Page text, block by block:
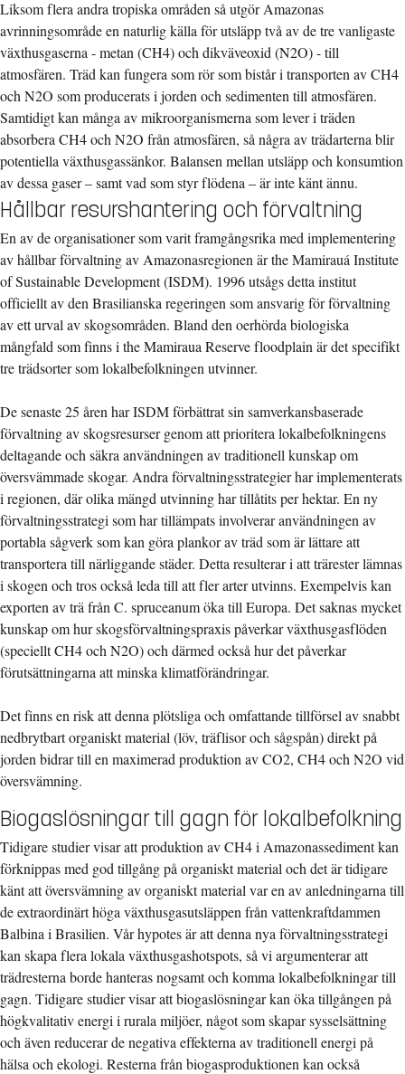
Liksom flera andra tropiska områden så utgör Amazonas
avrinningsområde en naturlig källa för utsläpp två av de tre vanligaste
växthusgaserna - metan (CH4) och dikväveoxid (N2O) - till
atmosfären. Träd kan fungera som rör som bistår i transporten av CH4
och N2O som producerats i jorden och sedimenten till atmosfären.
Samtidigt kan många av mikroorganismerna som lever i träden
absorbera CH4 och N2O från atmosfären, så några av trädarterna blir
potentiella växthusgassänkor. Balansen mellan utsläpp och konsumtion
av dessa gaser – samt vad som styr flödena – är inte känt ännu.
Hållbar resurshantering och förvaltning
En av de organisationer som varit framgångsrika med implementering
av hållbar förvaltning av Amazonasregionen är the Mamirauá Institute
of Sustainable Development (ISDM). 1996 utsågs detta institut
officiellt av den Brasilianska regeringen som ansvarig för förvaltning
av ett urval av skogsområden. Bland den oerhörda biologiska
mångfald som finns i the Mamiraua Reserve floodplain är det specifikt
tre trädsorter som lokalbefolkningen utvinner.
De senaste 25 åren har ISDM förbättrat sin samverkansbaserade
förvaltning av skogsresurser genom att prioritera lokalbefolkningens
deltagande och säkra användningen av traditionell kunskap om
översvämmade skogar. Andra förvaltningsstrategier har implementerats
i regionen, där olika mängd utvinning har tillåtits per hektar. En ny
förvaltningsstrategi som har tillämpats involverar användningen av
portabla sågverk som kan göra plankor av träd som är lättare att
transportera till närliggande städer. Detta resulterar i att trärester lämnas
i skogen och tros också leda till att fler arter utvinns. Exempelvis kan
exporten av trä från C. spruceanum öka till Europa. Det saknas mycket
kunskap om hur skogsförvaltningspraxis påverkar växthusgasflöden
(speciellt CH4 och N2O) och därmed också hur det påverkar
förutsättningarna att minska klimatförändringar.
Det finns en risk att denna plötsliga och omfattande tillförsel av snabbt
nedbrytbart organiskt material (löv, träflisor och sågspån) direkt på
jorden bidrar till en maximerad produktion av CO2, CH4 och N2O vid
översvämning.
Biogaslösningar till gagn för lokalbefolkning
Tidigare studier visar att produktion av CH4 i Amazonassediment kan
förknippas med god tillgång på organiskt material och det är tidigare
känt att översvämning av organiskt material var en av anledningarna till
de extraordinärt höga växthusgasutsläppen från vattenkraftdammen
Balbina i Brasilien. Vår hypotes är att denna nya förvaltningsstrategi
kan skapa flera lokala växthusgashotspots, så vi argumenterar att
trädresterna borde hanteras nogsamt och komma lokalbefolkningar till
gagn. Tidigare studier visar att biogaslösningar kan öka tillgången på
högkvalitativ energi i rurala miljöer, något som skapar sysselsättning
och även reducerar de negativa effekterna av traditionell energi på
hälsa och ekologi. Resterna från biogasproduktionen kan också